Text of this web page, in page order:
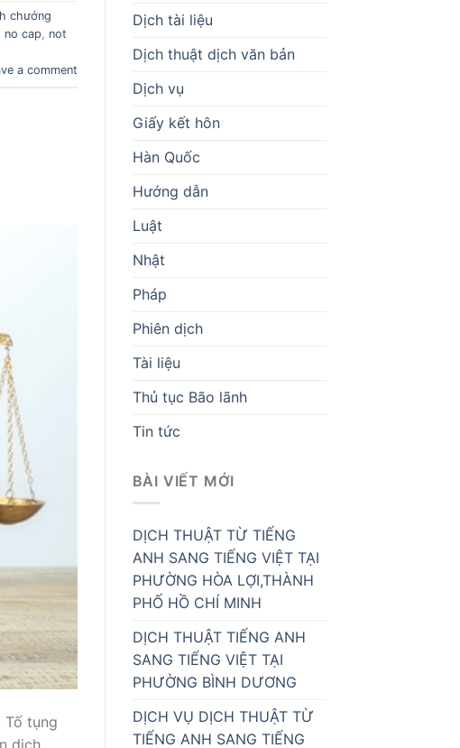
chướng
no cap, not
a comment
Tố tụng
Dịch tài liệu
Dịch thuật dịch văn bản
Dịch vụ
Giấy kết hôn
Hàn Quốc
Hướng dẫn
Luật
Nhật
Pháp
Phiên dịch
Tài liệu
Thủ tục Bão lãnh
Tin tức
BÀI VIẾT MỚI
DỊCH THUẬT TỪ TIẾNG
ANH SANG TIẾNG VIỆT TẠI
PHƯỜNG HÒA LỢI,THÀNH
PHỐ HỒ CHÍ MINH
DỊCH THUẬT TIẾNG ANH
SANG TIẾNG VIỆT TẠI
PHƯỜNG BÌNH DƯƠNG
DỊCH VỤ DỊCH THUẬT TỪ
TIẾNG ANH SANG TIẾNG